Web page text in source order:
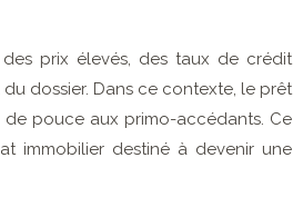
prix élevés, des taux de crédit
dossier. Dans ce contexte, le prêt
pouce aux primo-accédants. Ce
immobilier destiné à devenir une